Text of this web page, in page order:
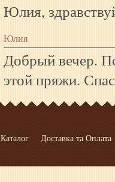
Юлия,
Юлия
Добрый вечер.
этой пряжи.
Каталог Доставка та Оплата